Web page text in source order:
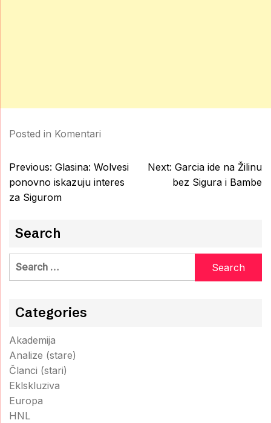
Posted in Komentari
Post
navigation
Previous: Glasina: Wolvesi
ponovno iskazuju interes
za Sigurom
Next: Garcia ide na Žilinu
bez Sigura i Bambe
Search
Search
Categories
Akademija
Analize (stare)
Članci (stari)
Eklskluziva
Europa
HNL